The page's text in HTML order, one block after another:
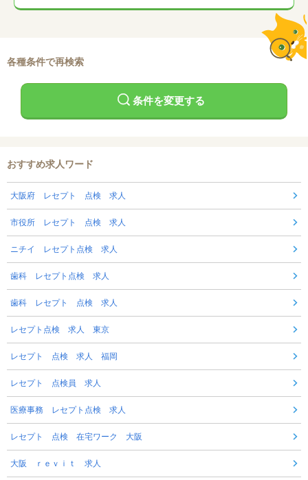
各種条件で再検索
条件を変更する
おすすめ求人ワード
大阪府 レセプト 点検 求人
市役所 レセプト 点検 求人
ニチイ レセプト点検 求人
歯科 レセプト点検 求人
歯科 レセプト 点検 求人
レセプト点検 求人 東京
レセプト 点検 求人 福岡
レセプト 点検員 求人
医療事務 レセプト点検 求人
レセプト 点検 在宅ワーク 大阪
大阪 ｒｅｖｉｔ 求人